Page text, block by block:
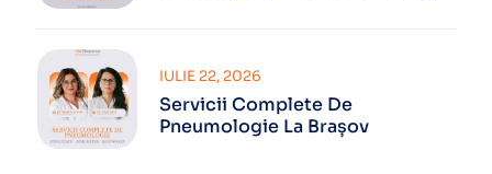
Servicii Complete De
Pneumologie La Brașov
IULIE 22, 2026